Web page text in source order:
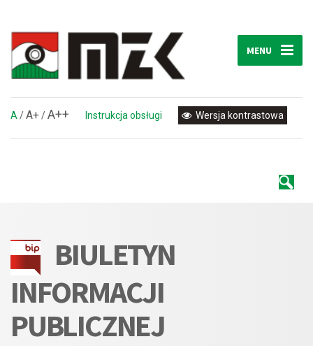
MENU
A/A+/A++ Instrukcja obsługi Wersja kontrastowa
BIULETYN
INFORMACJI
PUBLICZNEJ